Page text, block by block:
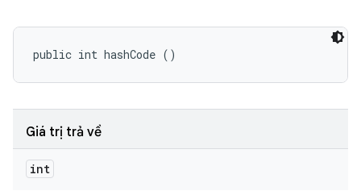
public int hashCode ()
Giá trị trả về
int